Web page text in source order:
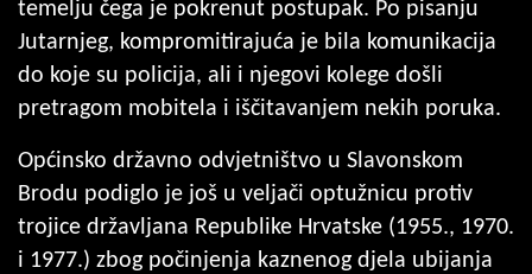
temelju čega je pokrenut postupak. Po pisanju
Jutarnjeg, kompromitirajuća je bila komunikacija
do koje su policija, ali i njegovi kolege došli
pretragom mobitela i iščitavanjem nekih poruka.
Općinsko državno odvjetništvo u Slavonskom
Brodu podiglo je još u veljači optužnicu protiv
trojice državljana Republike Hrvatske (1955., 1970.
i 1977.) zbog počinjenja kaznenog djela ubijanja